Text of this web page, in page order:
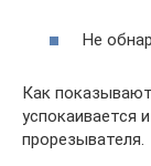
Не
Как
успокаивается
прорезывателя.